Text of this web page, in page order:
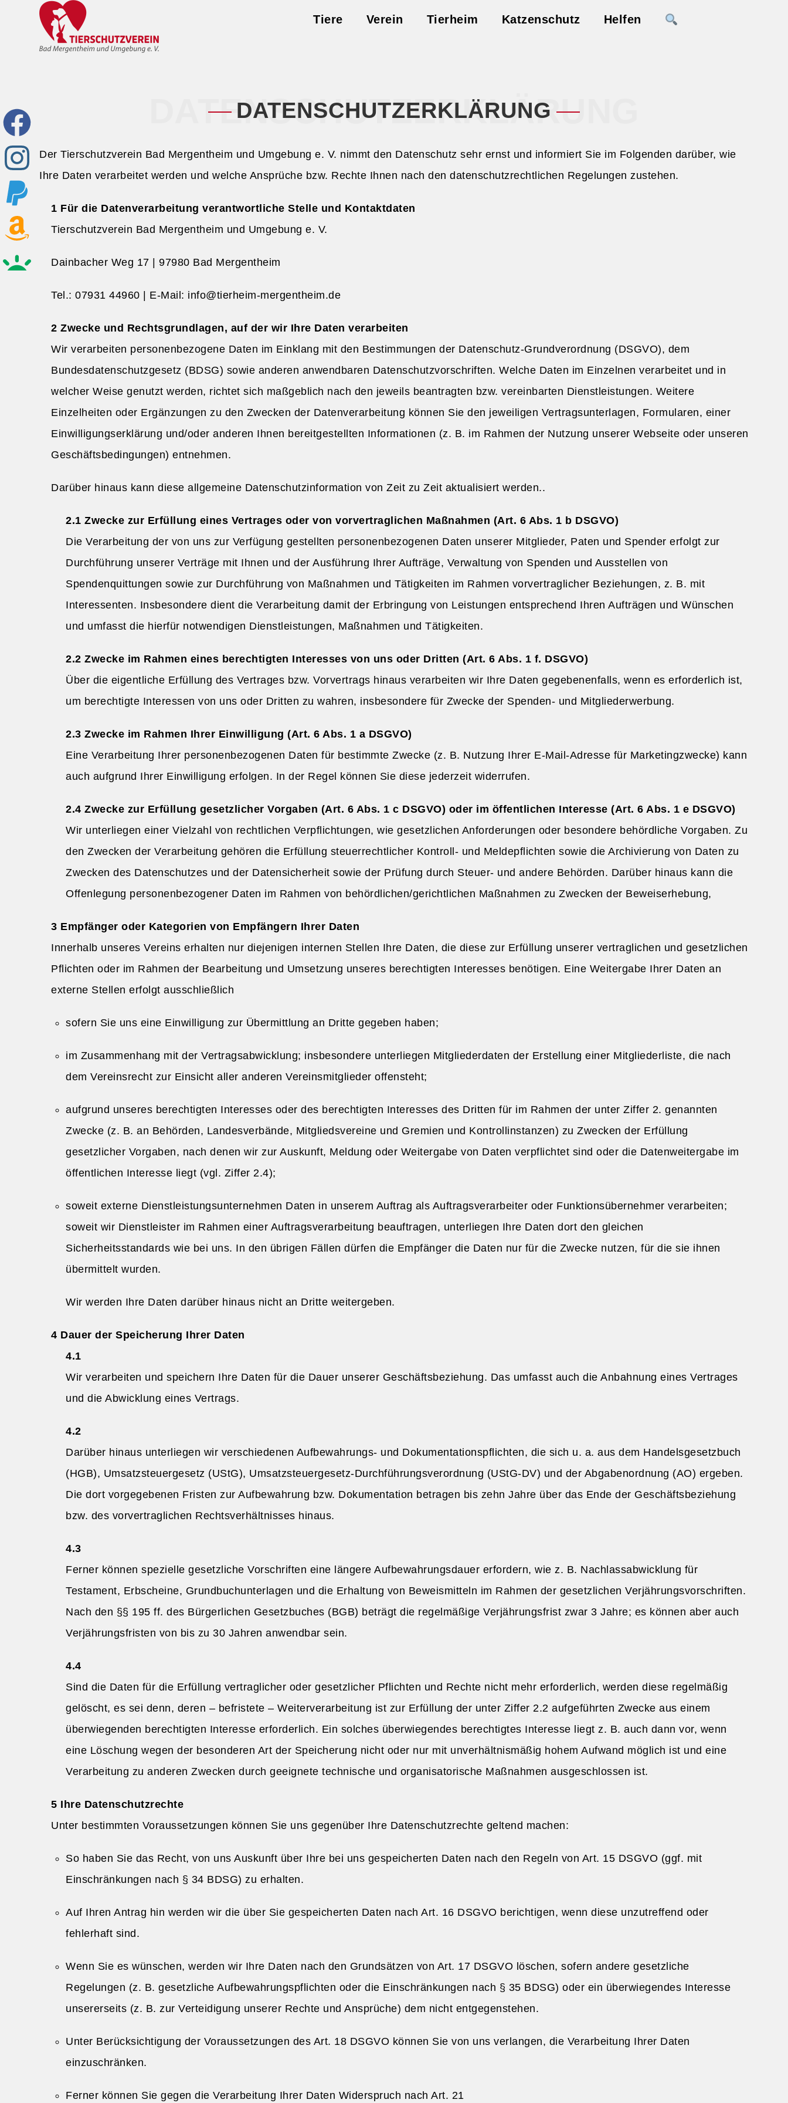
Tiere Verein Tierheim Katzenschutz Helfen
DATENSCHUTZERKLÄRUNG
DATENSCHUTZERKLÄRUNG
Der Tierschutzverein Bad Mergentheim und Umgebung e. V. nimmt den Datenschutz sehr ernst und informiert Sie im Folgenden darüber, wie
Ihre Daten verarbeitet werden und welche Ansprüche bzw. Rechte Ihnen nach den datenschutzrechtlichen Regelungen zustehen.
Für die Datenverarbeitung verantwortliche Stelle und Kontaktdaten
Tierschutzverein Bad Mergentheim und Umgebung e. V.
Dainbacher Weg 17 | 97980 Bad Mergentheim
Tel.: 07931 44960 | E-Mail: info@tierheim-mergentheim.de
Zwecke und Rechtsgrundlagen, auf der wir Ihre Daten verarbeiten
Wir verarbeiten personenbezogene Daten im Einklang mit den Bestimmungen der Datenschutz-Grundverordnung (DSGVO), dem
Bundesdatenschutzgesetz (BDSG) sowie anderen anwendbaren Datenschutzvorschriften. Welche Daten im Einzelnen verarbeitet und in
welcher Weise genutzt werden, richtet sich maßgeblich nach den jeweils beantragten bzw. vereinbarten Dienstleistungen. Weitere
Einzelheiten oder Ergänzungen zu den Zwecken der Datenverarbeitung können Sie den jeweiligen Vertragsunterlagen, Formularen, einer
Einwilligungserklärung und/oder anderen Ihnen bereitgestellten Informationen (z. B. im Rahmen der Nutzung unserer Webseite oder unseren
Geschäftsbedingungen) entnehmen.
Darüber hinaus kann diese allgemeine Datenschutzinformation von Zeit zu Zeit aktualisiert werden..
Zwecke zur Erfüllung eines Vertrages oder von vorvertraglichen Maßnahmen (Art. 6 Abs. 1 b DSGVO)
Die Verarbeitung der von uns zur Verfügung gestellten personenbezogenen Daten unserer Mitglieder, Paten und Spender erfolgt zur
Durchführung unserer Verträge mit Ihnen und der Ausführung Ihrer Aufträge, Verwaltung von Spenden und Ausstellen von
Spendenquittungen sowie zur Durchführung von Maßnahmen und Tätigkeiten im Rahmen vorvertraglicher Beziehungen, z. B. mit
Interessenten. Insbesondere dient die Verarbeitung damit der Erbringung von Leistungen entsprechend Ihren Aufträgen und Wünschen
und umfasst die hierfür notwendigen Dienstleistungen, Maßnahmen und Tätigkeiten.
Zwecke im Rahmen eines berechtigten Interesses von uns oder Dritten (Art. 6 Abs. 1 f. DSGVO)
Über die eigentliche Erfüllung des Vertrages bzw. Vorvertrags hinaus verarbeiten wir Ihre Daten gegebenenfalls, wenn es erforderlich ist,
um berechtigte Interessen von uns oder Dritten zu wahren, insbesondere für Zwecke der Spenden- und Mitgliederwerbung.
Zwecke im Rahmen Ihrer Einwilligung (Art. 6 Abs. 1 a DSGVO)
Eine Verarbeitung Ihrer personenbezogenen Daten für bestimmte Zwecke (z. B. Nutzung Ihrer E-Mail-Adresse für Marketingzwecke) kann
auch aufgrund Ihrer Einwilligung erfolgen. In der Regel können Sie diese jederzeit widerrufen.
Zwecke zur Erfüllung gesetzlicher Vorgaben (Art. 6 Abs. 1 c DSGVO) oder im öffentlichen Interesse (Art. 6 Abs. 1 e DSGVO)
Wir unterliegen einer Vielzahl von rechtlichen Verpflichtungen, wie gesetzlichen Anforderungen oder besondere behördliche Vorgaben. Zu
den Zwecken der Verarbeitung gehören die Erfüllung steuerrechtlicher Kontroll- und Meldepflichten sowie die Archivierung von Daten zu
Zwecken des Datenschutzes und der Datensicherheit sowie der Prüfung durch Steuer- und andere Behörden. Darüber hinaus kann die
Offenlegung personenbezogener Daten im Rahmen von behördlichen/gerichtlichen Maßnahmen zu Zwecken der Beweiserhebung,
Empfänger oder Kategorien von Empfängern Ihrer Daten
Innerhalb unseres Vereins erhalten nur diejenigen internen Stellen Ihre Daten, die diese zur Erfüllung unserer vertraglichen und gesetzlichen
Pflichten oder im Rahmen der Bearbeitung und Umsetzung unseres berechtigten Interesses benötigen. Eine Weitergabe Ihrer Daten an
externe Stellen erfolgt ausschließlich
sofern Sie uns eine Einwilligung zur Übermittlung an Dritte gegeben haben;
im Zusammenhang mit der Vertragsabwicklung; insbesondere unterliegen Mitgliederdaten der Erstellung einer Mitgliederliste, die nach
dem Vereinsrecht zur Einsicht aller anderen Vereinsmitglieder offensteht;
aufgrund unseres berechtigten Interesses oder des berechtigten Interesses des Dritten für im Rahmen der unter Ziffer 2. genannten
Zwecke (z. B. an Behörden, Landesverbände, Mitgliedsvereine und Gremien und Kontrollinstanzen) zu Zwecken der Erfüllung
gesetzlicher Vorgaben, nach denen wir zur Auskunft, Meldung oder Weitergabe von Daten verpflichtet sind oder die Datenweitergabe im
öffentlichen Interesse liegt (vgl. Ziffer 2.4);
soweit externe Dienstleistungsunternehmen Daten in unserem Auftrag als Auftragsverarbeiter oder Funktionsübernehmer verarbeiten;
soweit wir Dienstleister im Rahmen einer Auftragsverarbeitung beauftragen, unterliegen Ihre Daten dort den gleichen
Sicherheitsstandards wie bei uns. In den übrigen Fällen dürfen die Empfänger die Daten nur für die Zwecke nutzen, für die sie ihnen
übermittelt wurden.
Wir werden Ihre Daten darüber hinaus nicht an Dritte weitergeben.
Dauer der Speicherung Ihrer Daten
Wir verarbeiten und speichern Ihre Daten für die Dauer unserer Geschäftsbeziehung. Das umfasst auch die Anbahnung eines Vertrages
und die Abwicklung eines Vertrags.
Darüber hinaus unterliegen wir verschiedenen Aufbewahrungs- und Dokumentationspflichten, die sich u. a. aus dem Handelsgesetzbuch
(HGB), Umsatzsteuergesetz (UStG), Umsatzsteuergesetz-Durchführungsverordnung (UStG-DV) und der Abgabenordnung (AO) ergeben.
Die dort vorgegebenen Fristen zur Aufbewahrung bzw. Dokumentation betragen bis zehn Jahre über das Ende der Geschäftsbeziehung
bzw. des vorvertraglichen Rechtsverhältnisses hinaus.
Ferner können spezielle gesetzliche Vorschriften eine längere Aufbewahrungsdauer erfordern, wie z. B. Nachlassabwicklung für
Testament, Erbscheine, Grundbuchunterlagen und die Erhaltung von Beweismitteln im Rahmen der gesetzlichen Verjährungsvorschriften.
Nach den §§ 195 ff. des Bürgerlichen Gesetzbuches (BGB) beträgt die regelmäßige Verjährungsfrist zwar 3 Jahre; es können aber auch
Verjährungsfristen von bis zu 30 Jahren anwendbar sein.
Sind die Daten für die Erfüllung vertraglicher oder gesetzlicher Pflichten und Rechte nicht mehr erforderlich, werden diese regelmäßig
gelöscht, es sei denn, deren – befristete – Weiterverarbeitung ist zur Erfüllung der unter Ziffer 2.2 aufgeführten Zwecke aus einem
überwiegenden berechtigten Interesse erforderlich. Ein solches überwiegendes berechtigtes Interesse liegt z. B. auch dann vor, wenn
eine Löschung wegen der besonderen Art der Speicherung nicht oder nur mit unverhältnismäßig hohem Aufwand möglich ist und eine
Verarbeitung zu anderen Zwecken durch geeignete technische und organisatorische Maßnahmen ausgeschlossen ist.
Ihre Datenschutzrechte
Unter bestimmten Voraussetzungen können Sie uns gegenüber Ihre Datenschutzrechte geltend machen:
So haben Sie das Recht, von uns Auskunft über Ihre bei uns gespeicherten Daten nach den Regeln von Art. 15 DSGVO (ggf. mit
Einschränkungen nach § 34 BDSG) zu erhalten.
Auf Ihren Antrag hin werden wir die über Sie gespeicherten Daten nach Art. 16 DSGVO berichtigen, wenn diese unzutreffend oder
fehlerhaft sind.
Wenn Sie es wünschen, werden wir Ihre Daten nach den Grundsätzen von Art. 17 DSGVO löschen, sofern andere gesetzliche
Regelungen (z. B. gesetzliche Aufbewahrungspflichten oder die Einschränkungen nach § 35 BDSG) oder ein überwiegendes Interesse
unsererseits (z. B. zur Verteidigung unserer Rechte und Ansprüche) dem nicht entgegenstehen.
Unter Berücksichtigung der Voraussetzungen des Art. 18 DSGVO können Sie von uns verlangen, die Verarbeitung Ihrer Daten
einzuschränken.
Ferner können Sie gegen die Verarbeitung Ihrer Daten Widerspruch nach Art. 21